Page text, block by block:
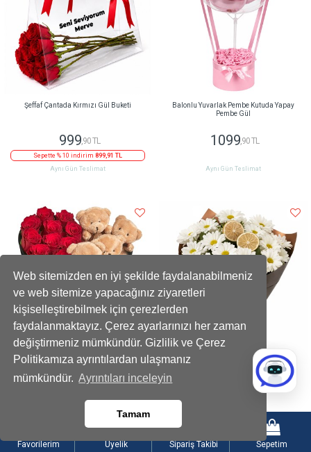
Web sitemizden en iyi şekilde faydalanabilmeniz
ve web sitemize yapacağınız ziyaretleri
kişiselleştirebilmek için çerezlerden
faydalanmaktayız. Çerez ayarlarınızı her zaman
değiştirmeniz mümkündür. Gizlilik ve Çerez
Politikamıza ayrıntılardan ulaşmanız
mümkündür. Ayrıntıları inceleyin
Tamam
Şeffaf Çantada Kırmızı Gül Buketi
999,90 TL
Sepette % 10 indirim 899,91 TL
Aynı Gün Teslimat
Balonlu Yuvarlak Pembe Kutuda Yapay
Pembe Gül
1099 ,90 TL
Aynı Gün Teslimat
Kadife Kalpli Ayıcıklı Kutuda Çikolatalı
Kırmızı Gül
Sepette % 10 indirim
Limon Dilimli Beyaz Papatya Buketi
809,91 TL
Favorilerim Üyelik Sipariş Takibi Sepetim